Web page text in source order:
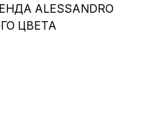
ALESSANDRO
ЦВЕТА